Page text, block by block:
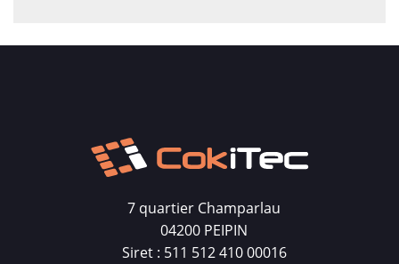
7 quartier Champarlau
04200 PEIPIN
Siret : 511 512 410 00016